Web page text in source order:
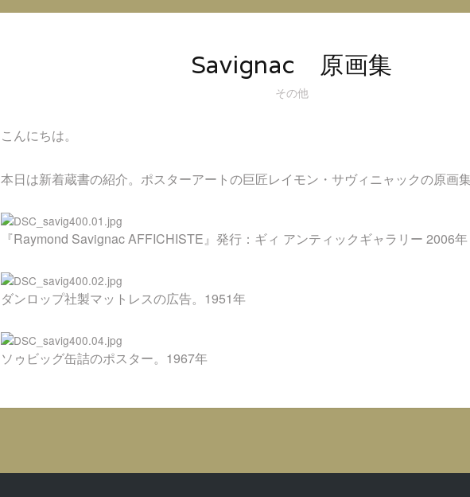
ン
ス
タ
Savignac 原画集
その他
こんにちは。
本日は新着蔵書の紹介。ポスターアートの巨匠レイモン・サヴィニャックの原画
『Raymond Savignac AFFICHISTE』発行：ギィ アンティックギャラリー 2006年
ダンロップ社製マットレスの広告。1951年
ソゥビッグ缶詰のポスター。1967年